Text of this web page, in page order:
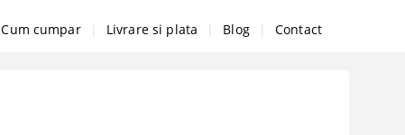
Cum cumpar Livrare si plata Blog Contact